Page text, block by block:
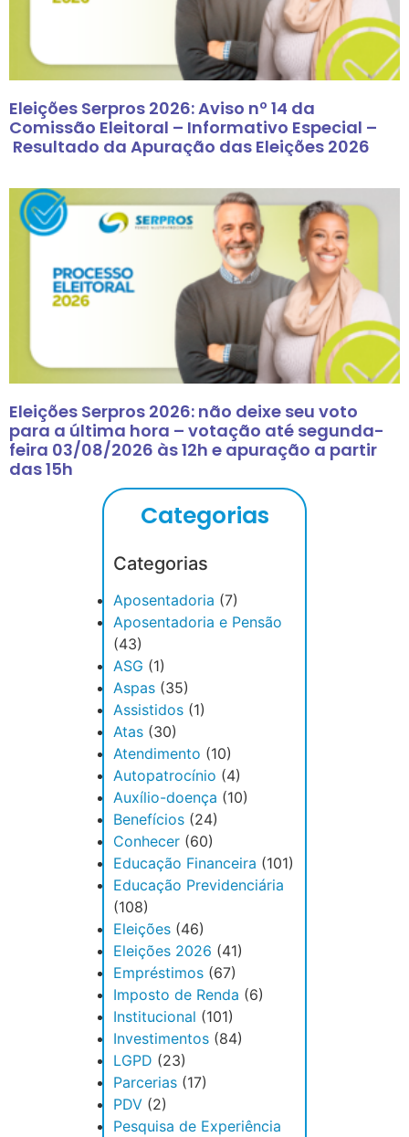
Eleições Serpros 2026: Aviso nº 14 da
Comissão Eleitoral – Informativo Especial –
Resultado da Apuração das Eleições 2026
Eleições Serpros 2026: não deixe seu voto
para a última hora – votação até segunda-
feira 03/08/2026 às 12h e apuração a partir
das 15h
Categorias
Categorias
Aposentadoria (7)
Aposentadoria e Pensão
(43)
ASG (1)
Aspas (35)
Assistidos (1)
Atas (30)
Atendimento (10)
Autopatrocínio (4)
Auxílio-doença (10)
Benefícios (24)
Conhecer (60)
Educação Financeira (101)
Educação Previdenciária
(108)
Eleições (46)
Eleições 2026 (41)
Empréstimos (67)
Imposto de Renda (6)
Institucional (101)
Investimentos (84)
LGPD (23)
Parcerias (17)
PDV (2)
Pesquisa de Experiência